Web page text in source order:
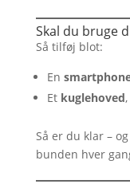
Skal du bruge
Så tilføj blot:
En
Et kuglehoved
Så er du klar –
bunden hver